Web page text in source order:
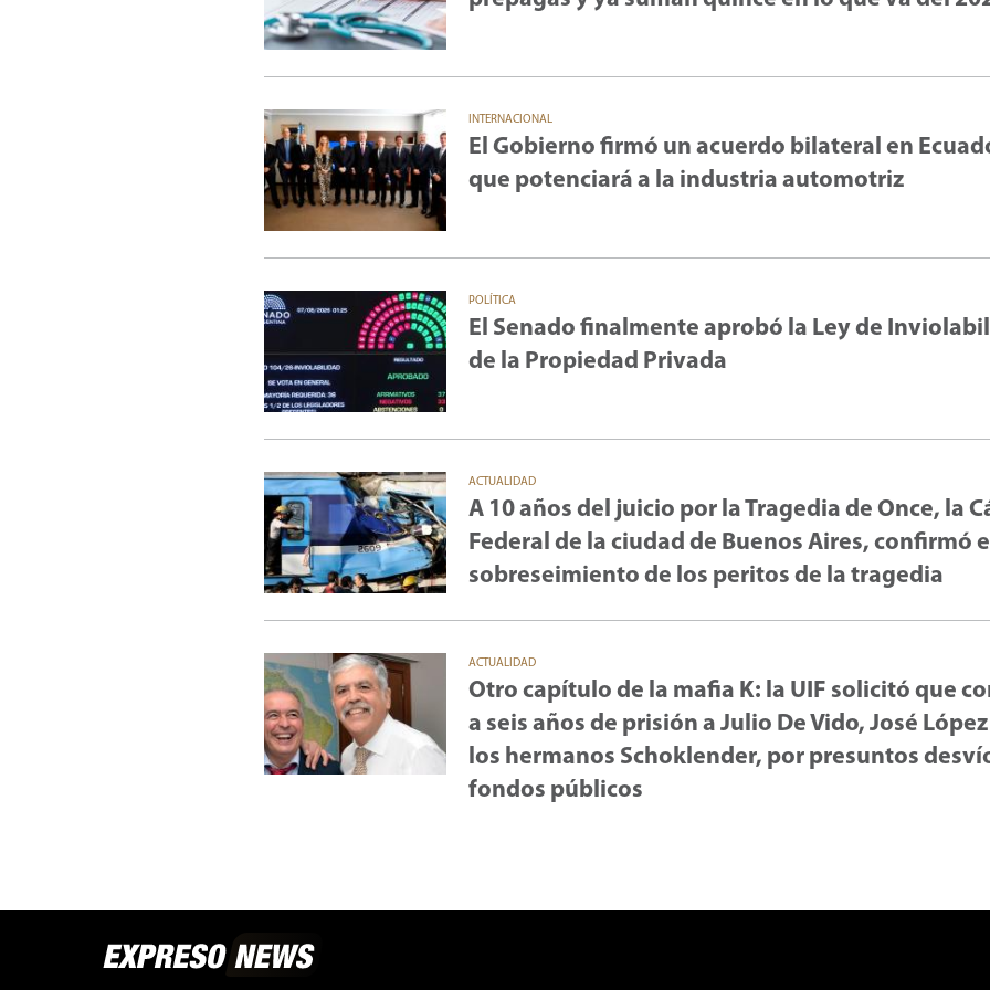
INTERNACIONAL
El Gobierno firmó un acuerdo bilateral en
que potenciará a la industria automotriz
POLÍTICA
El Senado finalmente aprobó la Ley de
de la Propiedad Privada
ACTUALIDAD
A 10 años del juicio por la Tragedia de Once, la
Federal de la ciudad de Buenos Aires, confirmó
sobreseimiento de los peritos de la tragedia
ACTUALIDAD
Otro capítulo de la mafia K: la UIF solicitó que
a seis años de prisión a Julio De Vido, José López
los hermanos Schoklender, por presuntos
fondos públicos